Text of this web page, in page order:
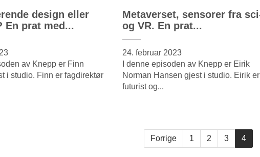
design eller
En prat med...
av Knepp er Finn
i studio. Finn er fagdirektør
Metaverset, sensorer fra
og VR. En prat...
24. februar 2023
I denne episoden av Knepp er Eirik
Norman Hansen gjest i studio. Eirik
futurist og...
Forrige 1 2 3 4